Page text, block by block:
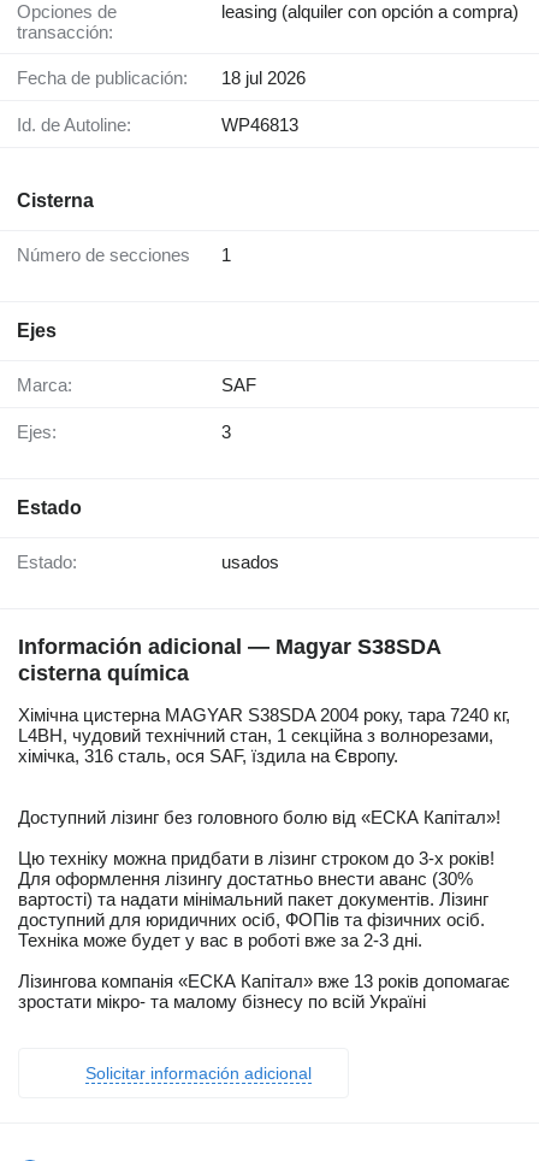
Opciones de
transacción:
leasing (alquiler con opción a compra)
Fecha de publicación: 18 jul 2026
Id. de Autoline: WP46813
Cisterna
Número de secciones 1
Ejes
Marca: SAF
Ejes: 3
Estado
Estado: usados
Información adicional — Magyar S38SDA
cisterna química
Хімічна цистерна MAGYAR S38SDA 2004 року, тара 7240 кг,
L4BH, чудовий технічний стан, 1 секційна з волнорезами,
хімічка, 316 сталь, ося SAF, їздила на Європу.
Доступний лізинг без головного болю від «ЕСКА Капітал»!
Цю техніку можна придбати в лізинг строком до 3-х років!
Для оформлення лізингу достатньо внести аванс (30%
вартості) та надати мінімальний пакет документів. Лізинг
доступний для юридичних осіб, ФОПів та фізичних осіб.
Техніка може будет у вас в роботі вже за 2-3 дні.
Лізингова компанія «ЕСКА Капітал» вже 13 років допомагає
зростати мікро- та малому бізнесу по всій Україні
Solicitar información adicional